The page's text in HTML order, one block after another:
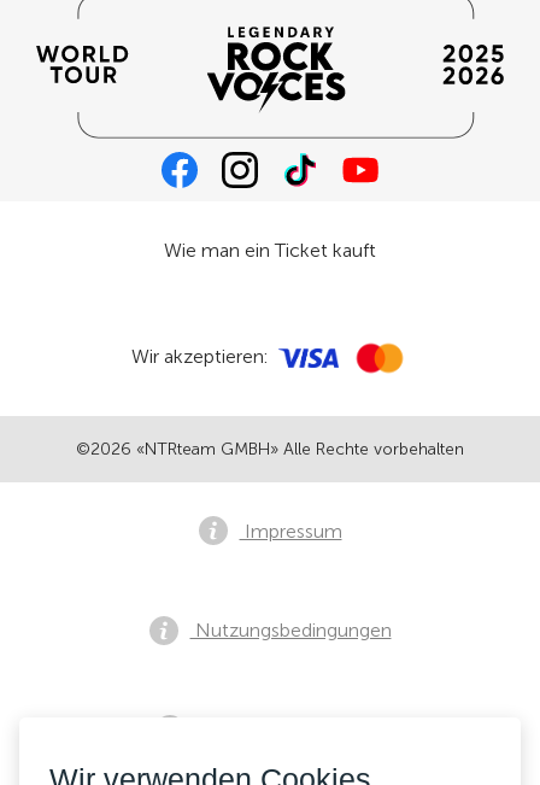
©2026 «NTRteam GMBH» Alle Rechte vorbehalten
Wie man ein Ticket kauft
Wir akzeptieren:
Impressum
Nutzungsbedingungen